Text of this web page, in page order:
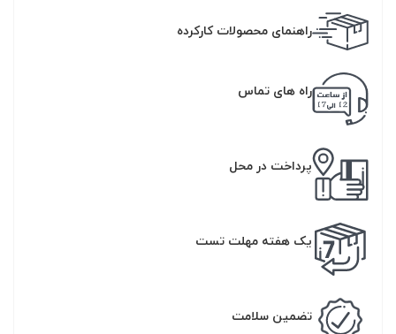
راهنمای محصولات کارکرده
راه های تماس
پرداخت در محل
یک هفته مهلت تست
تضمین سلامت